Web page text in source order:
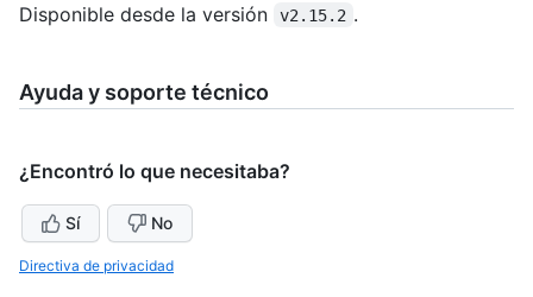
Disponible desde la versión
v2.15.2 .
Ayuda y soporte técnico
¿Encontró lo que necesitaba?
Sí No
Directiva de privacidad